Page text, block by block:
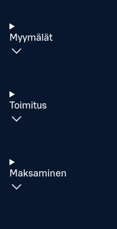
Myymälät
Toimitus
Maksaminen